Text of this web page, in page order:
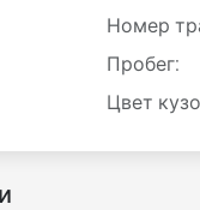
Номер
Пробег:
Цвет